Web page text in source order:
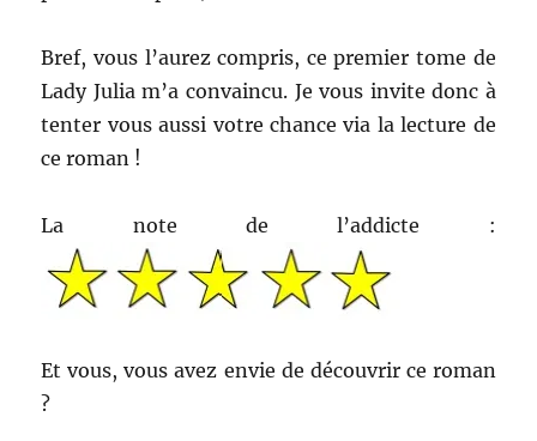
Bref, vous l’aurez compris, ce premier tome de
Lady Julia m’a convaincu. Je vous invite donc à
tenter vous aussi votre chance via la lecture de
ce roman !
La note de l’addicte :
Et vous, vous avez envie de découvrir ce roman
?